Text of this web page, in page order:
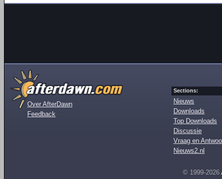
Over AfterDawn
Feedback
Sections:
Nieuws
Downloads
Top Downloads
Discussie
Vraag en
Nieuws2.nl
© 1999-2026